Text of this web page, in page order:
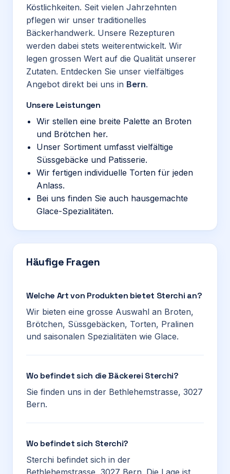
Köstlichkeiten. Seit vielen Jahrzehnten
pflegen wir unser traditionelles
Bäckerhandwerk. Unsere Rezepturen
werden dabei stets weiterentwickelt. Wir
legen grossen Wert auf die Qualität unserer
Zutaten. Entdecken Sie unser vielfältiges
Angebot direkt bei uns in Bern.
Unsere Leistungen
Wir stellen eine breite Palette an Broten
und Brötchen her.
Unser Sortiment umfasst vielfältige
Süssgebäcke und Patisserie.
Wir fertigen individuelle Torten für jeden
Anlass.
Bei uns finden Sie auch hausgemachte
Glace-Spezialitäten.
Häufige Fragen
Welche Art von Produkten bietet Sterchi an?
Wir bieten eine grosse Auswahl an Broten,
Brötchen, Süssgebäcken, Torten, Pralinen
und saisonalen Spezialitäten wie Glace.
Wo befindet sich die Bäckerei Sterchi?
Sie finden uns in der Bethlehemstrasse, 3027
Bern.
Wo befindet sich Sterchi?
Sterchi befindet sich in der
Bethlehemstrasse, 3027 Bern. Die Lage ist